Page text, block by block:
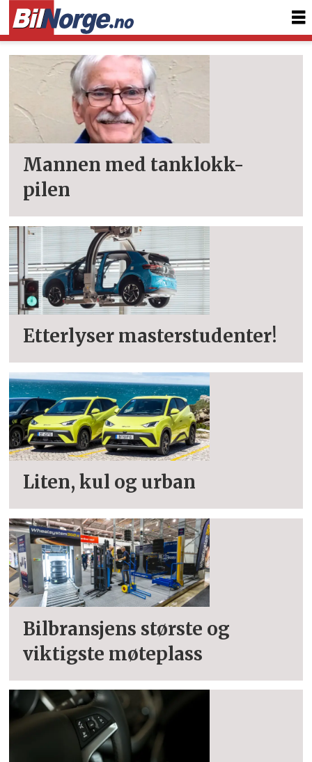
Tag:
bilbransjen
Mannen med tanklokk-
pilen
Etterlyser masterstudenter!
Liten, kul og urban
Bilbransjens største og
viktigste møteplass